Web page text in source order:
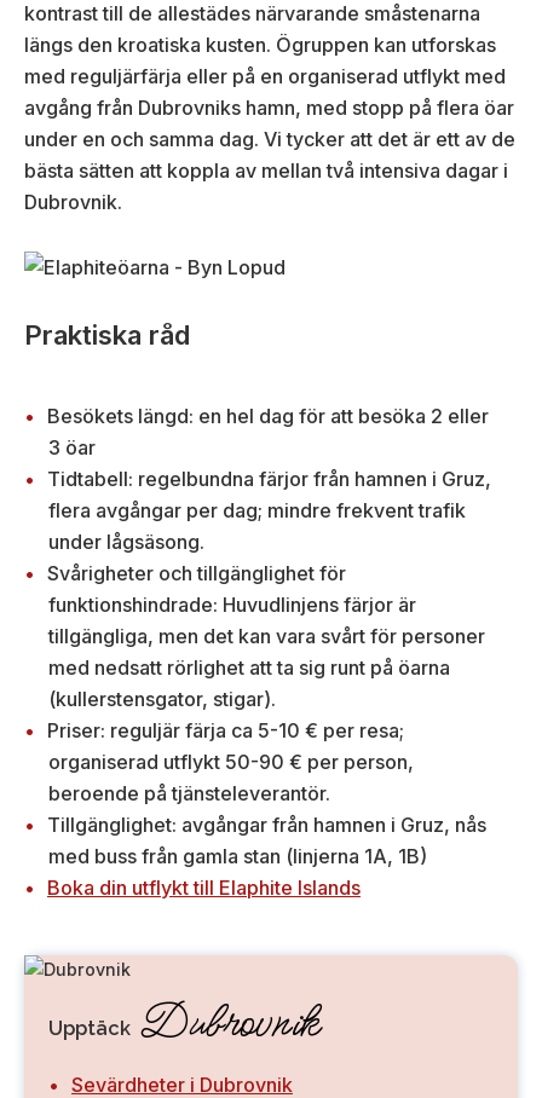
kontrast till de allestädes närvarande småstenarna
längs den kroatiska kusten. Ögruppen kan utforskas
med reguljärfärja eller på en organiserad utflykt med
avgång från Dubrovniks hamn, med stopp på flera öar
under en och samma dag. Vi tycker att det är ett av de
bästa sätten att koppla av mellan två intensiva dagar i
Dubrovnik.
Praktiska råd
Besökets längd: en hel dag för att besöka 2 eller
3 öar
Tidtabell: regelbundna färjor från hamnen i Gruz,
flera avgångar per dag; mindre frekvent trafik
under lågsäsong.
Svårigheter och tillgänglighet för
funktionshindrade: Huvudlinjens färjor är
tillgängliga, men det kan vara svårt för personer
med nedsatt rörlighet att ta sig runt på öarna
(kullerstensgator, stigar).
Priser: reguljär färja ca 5-10 € per resa;
organiserad utflykt 50-90 € per person,
beroende på tjänsteleverantör.
Tillgänglighet: avgångar från hamnen i Gruz, nås
med buss från gamla stan (linjerna 1A, 1B)
Boka din utflykt till Elaphite Islands
Upptäck Dubrovnik
Sevärdheter i Dubrovnik